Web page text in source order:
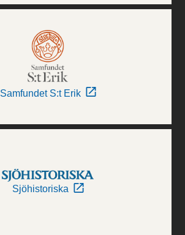
Samfundet S:t Erik
Sjöhistoriska